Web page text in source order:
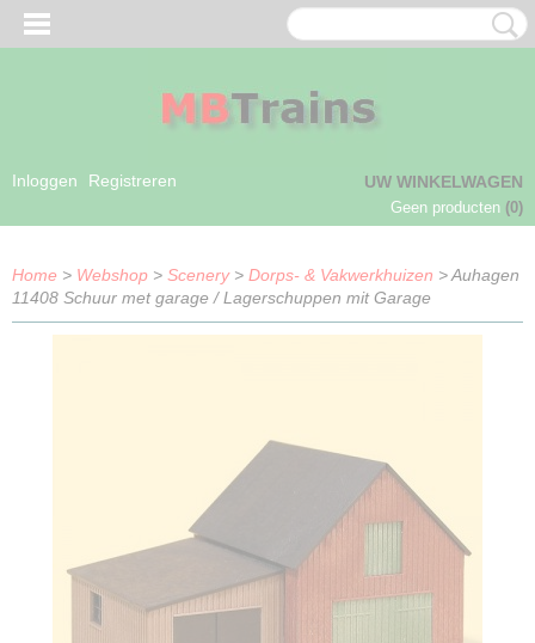
Inloggen Registreren UW WINKELWAGEN
Geen producten (0)
Home > Webshop > Scenery> Dorps- & Vakwerkhuizen > Auhagen
11408 Schuur met garage / Lagerschuppen mit Garage